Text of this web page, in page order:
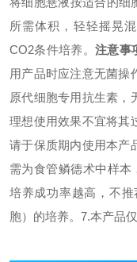
所需体积，轻轻摇晃
CO2条件培养。注意事
用产品时应注意无菌操
原代细胞专用抗生素，
理想使用效果不宜将其
请于保质期内使用本产
需为食管鳞德术中样本
培养成功率越高，不
胞）的培养。 7.本产品